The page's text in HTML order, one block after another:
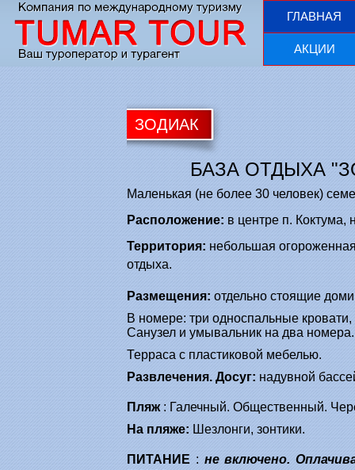
ГЛАВНАЯ
АКЦИИ
ЗОДИАК
БАЗА ОТДЫХА
Маленькая (не более 30 человек)
Расположение: в центре п. Коктума,
Территория: небольшая
отдыха.
Размещения: отдельно стоящие
В номере: три односпальные
Санузел и умывальник на два
Терраса с пластиковой мебелью.
Развлечения. Досуг: надувной
Пляж: Галечный. Общественный.
На пляже: Шезлонги, зонтики.
ПИТАНИЕ : не включено.